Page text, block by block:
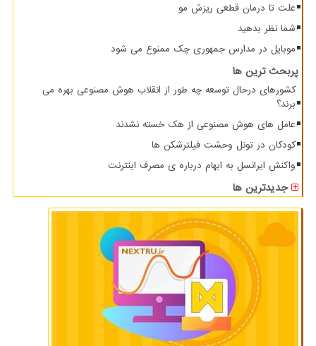
علت تا درمان قطعی ریزش مو
شما نظر بدهید
موبایل در مدارس جمهوری چک ممنوع می شود
پربحث ترین ها
کشورهای درحال توسعه چه طور از انقلاب هوش مصنوعی بهره می
برند؟
عامل های هوش مصنوعی از هک خسته نشدند
کودکان در تونل وحشت فیلترشکن ها
واکنش ایرانسل به ابهام درباره ی مصرف اینترنت
جدیدترین ها